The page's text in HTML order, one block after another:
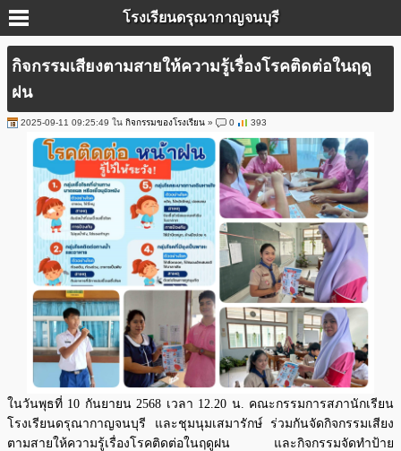
โรงเรียนดรุณากาญจนบุรี
กิจกรรมเสียงตามสายให้ความรู้เรื่องโรคติดต่อในฤดู
ฝน
2025-09-11 09:25:49 ใน กิจกรรมของโรงเรียน » 0 393
ในวันพุธที่ 10 กันยายน 2568 เวลา 12.20 น. คณะกรรมการสภานักเรียน
โรงเรียนดรุณากาญจนบุรี และชุมนุมเสมารักษ์ ร่วมกันจัดกิจกรรมเสียง
ตามสายให้ความรู้เรื่องโรคติดต่อในฤดูฝน และกิจกรรมจัดทำป้าย